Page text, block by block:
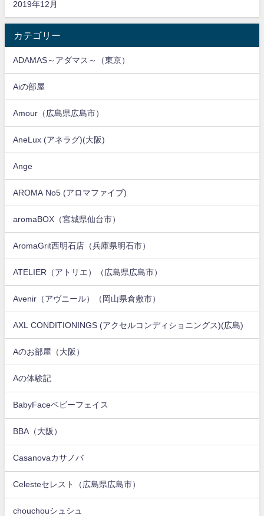
2019年12月
カテゴリー
ADAMAS～アダマス～（東京）
Aiの部屋
Amour（広島県広島市）
AneLux (アネラグ)(大阪)
Ange
AROMA No5 (アロマファイブ)
aromaBOX（宮城県仙台市）
AromaGrit西明石店（兵庫県明石市）
ATELIER（アトリエ）（広島県広島市）
Avenir（アヴニール）（岡山県倉敷市）
AXL CONDITIONINGS (アクセルコンディショニングス)(広島)
Aのお部屋（大阪）
Aの体験記
BabyFaceベビーフェイス
BBA（大阪）
Casanovaカサノバ
Celesteセレスト（広島県広島市）
chouchouシュシュ